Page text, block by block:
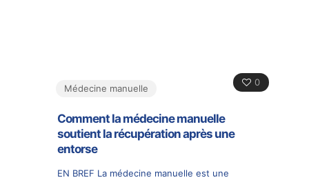
0
Médecine manuelle
Comment la médecine manuelle
soutient la récupération après une
entorse
EN BREF La médecine manuelle est une